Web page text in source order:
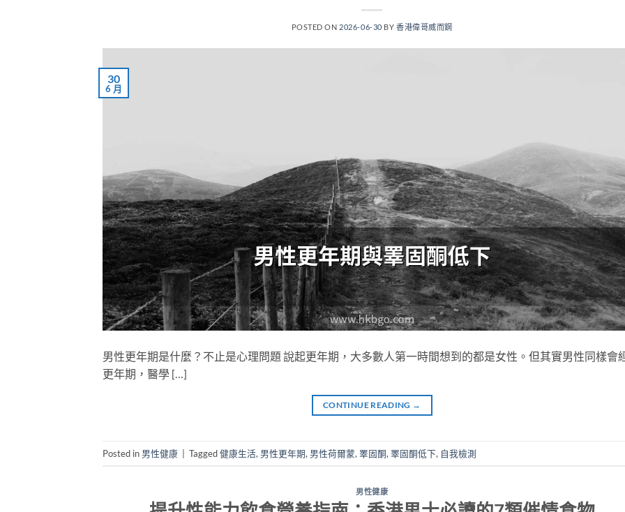
POSTED ON 2026-06-30 BY香港偉哥威而鋼
30
6 月
男性更年期是什麼？不止是心理問題 說起更年期，大多數人第一時間想到的都是女性。但其實男性同樣會
更年期，醫學 […]
CONTINUE READING →
Posted in 男性健康 Tagged健康生活, 男性更年期, 男性荷爾蒙, 睪固酮, 睪固酮低下, 自我檢測
男性健康